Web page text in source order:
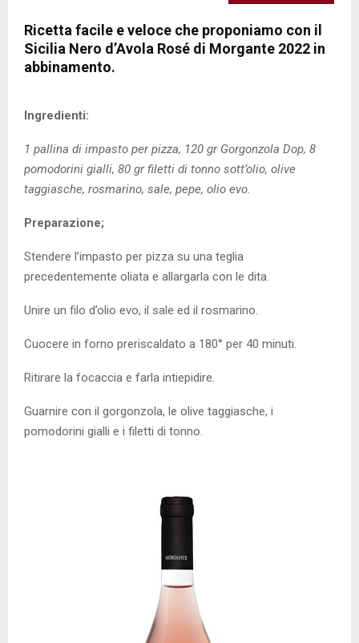
Ricetta facile e veloce che proponiamo con il
Sicilia Nero d’Avola Rosé di Morgante 2022 in
abbinamento.
Ingredienti:
1 pallina di impasto per pizza, 120 gr Gorgonzola Dop, 8
pomodorini gialli, 80 gr filetti di tonno sott’olio, olive
taggiasche, rosmarino, sale, pepe, olio evo.
Preparazione;
Stendere l’impasto per pizza su una teglia
precedentemente oliata e allargarla con le dita.
Unire un filo d’olio evo, il sale ed il rosmarino.
Cuocere in forno preriscaldato a 180° per 40 minuti.
Ritirare la focaccia e farla intiepidire.
Guarnire con il gorgonzola, le olive taggiasche, i
pomodorini gialli e i filetti di tonno.